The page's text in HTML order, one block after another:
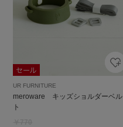
UR FURNITURE
meroware キッズショルダーベル
ト